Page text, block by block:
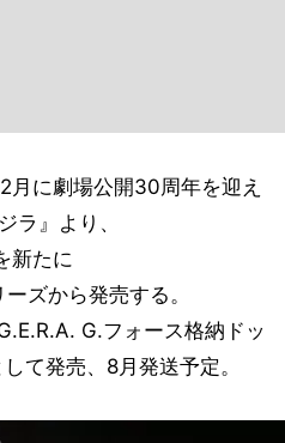
月に劇場公開30周年を迎え
ラ』より、
新たに
ズから発売する。
G.フォース格納ドッ
て発売、8月発送予定。